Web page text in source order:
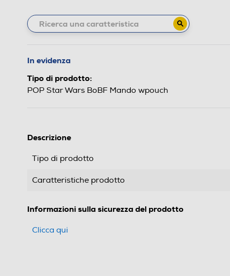
In evidenza
Tipo di prodotto:
POP Star Wars BoBF Mando wpouch
Descrizione
Tipo di prodotto
Caratteristiche prodotto
Informazioni sulla sicurezza del prodotto
Clicca qui